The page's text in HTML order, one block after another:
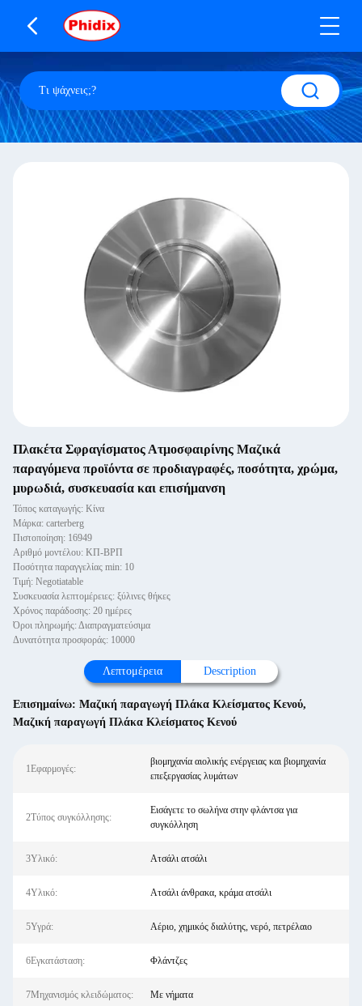
Πλακέτα Σφραγίσματος Ατμοσφαιρίνης Μαζικά
παραγόμενα προϊόντα σε προδιαγραφές, ποσότητα, χρώμα,
μυρωδιά, συσκευασία και επισήμανση
Τόπος καταγωγής: Κίνα
Μάρκα: carterberg
Πιστοποίηση: 16949
Αριθμό μοντέλου: ΚΠ-ΒΡΠ
Ποσότητα παραγγελίας min: 10
Τιμή: Negotiatable
Συσκευασία λεπτομέρειες: ξύλινες θήκες
Χρόνος παράδοσης: 20 ημέρες
Όροι πληρωμής: Διαπραγματεύσιμα
Δυνατότητα προσφοράς: 10000
Λεπτομέρεια Description
Επισημαίνω: Μαζική παραγωγή Πλάκα Κλείσματος Κενού,
Μαζική παραγωγή Πλάκα Κλείσματος Κενού
1Εφαρμογές:
βιομηχανία αιολικής ενέργειας και βιομηχανία
επεξεργασίας λυμάτων
2Τύπος συγκόλλησης:
Εισάγετε το σωλήνα στην φλάντσα για
συγκόλληση
3Υλικό: Ατσάλι ατσάλι
4Υλικό: Ατσάλι άνθρακα, κράμα ατσάλι
5Υγρά: Αέριο, χημικός διαλύτης, νερό, πετρέλαιο
6Εγκατάσταση: Φλάντζες
7Μηχανισμός κλειδώματος: Με νήματα